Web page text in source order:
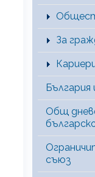
За
Общ
съюз